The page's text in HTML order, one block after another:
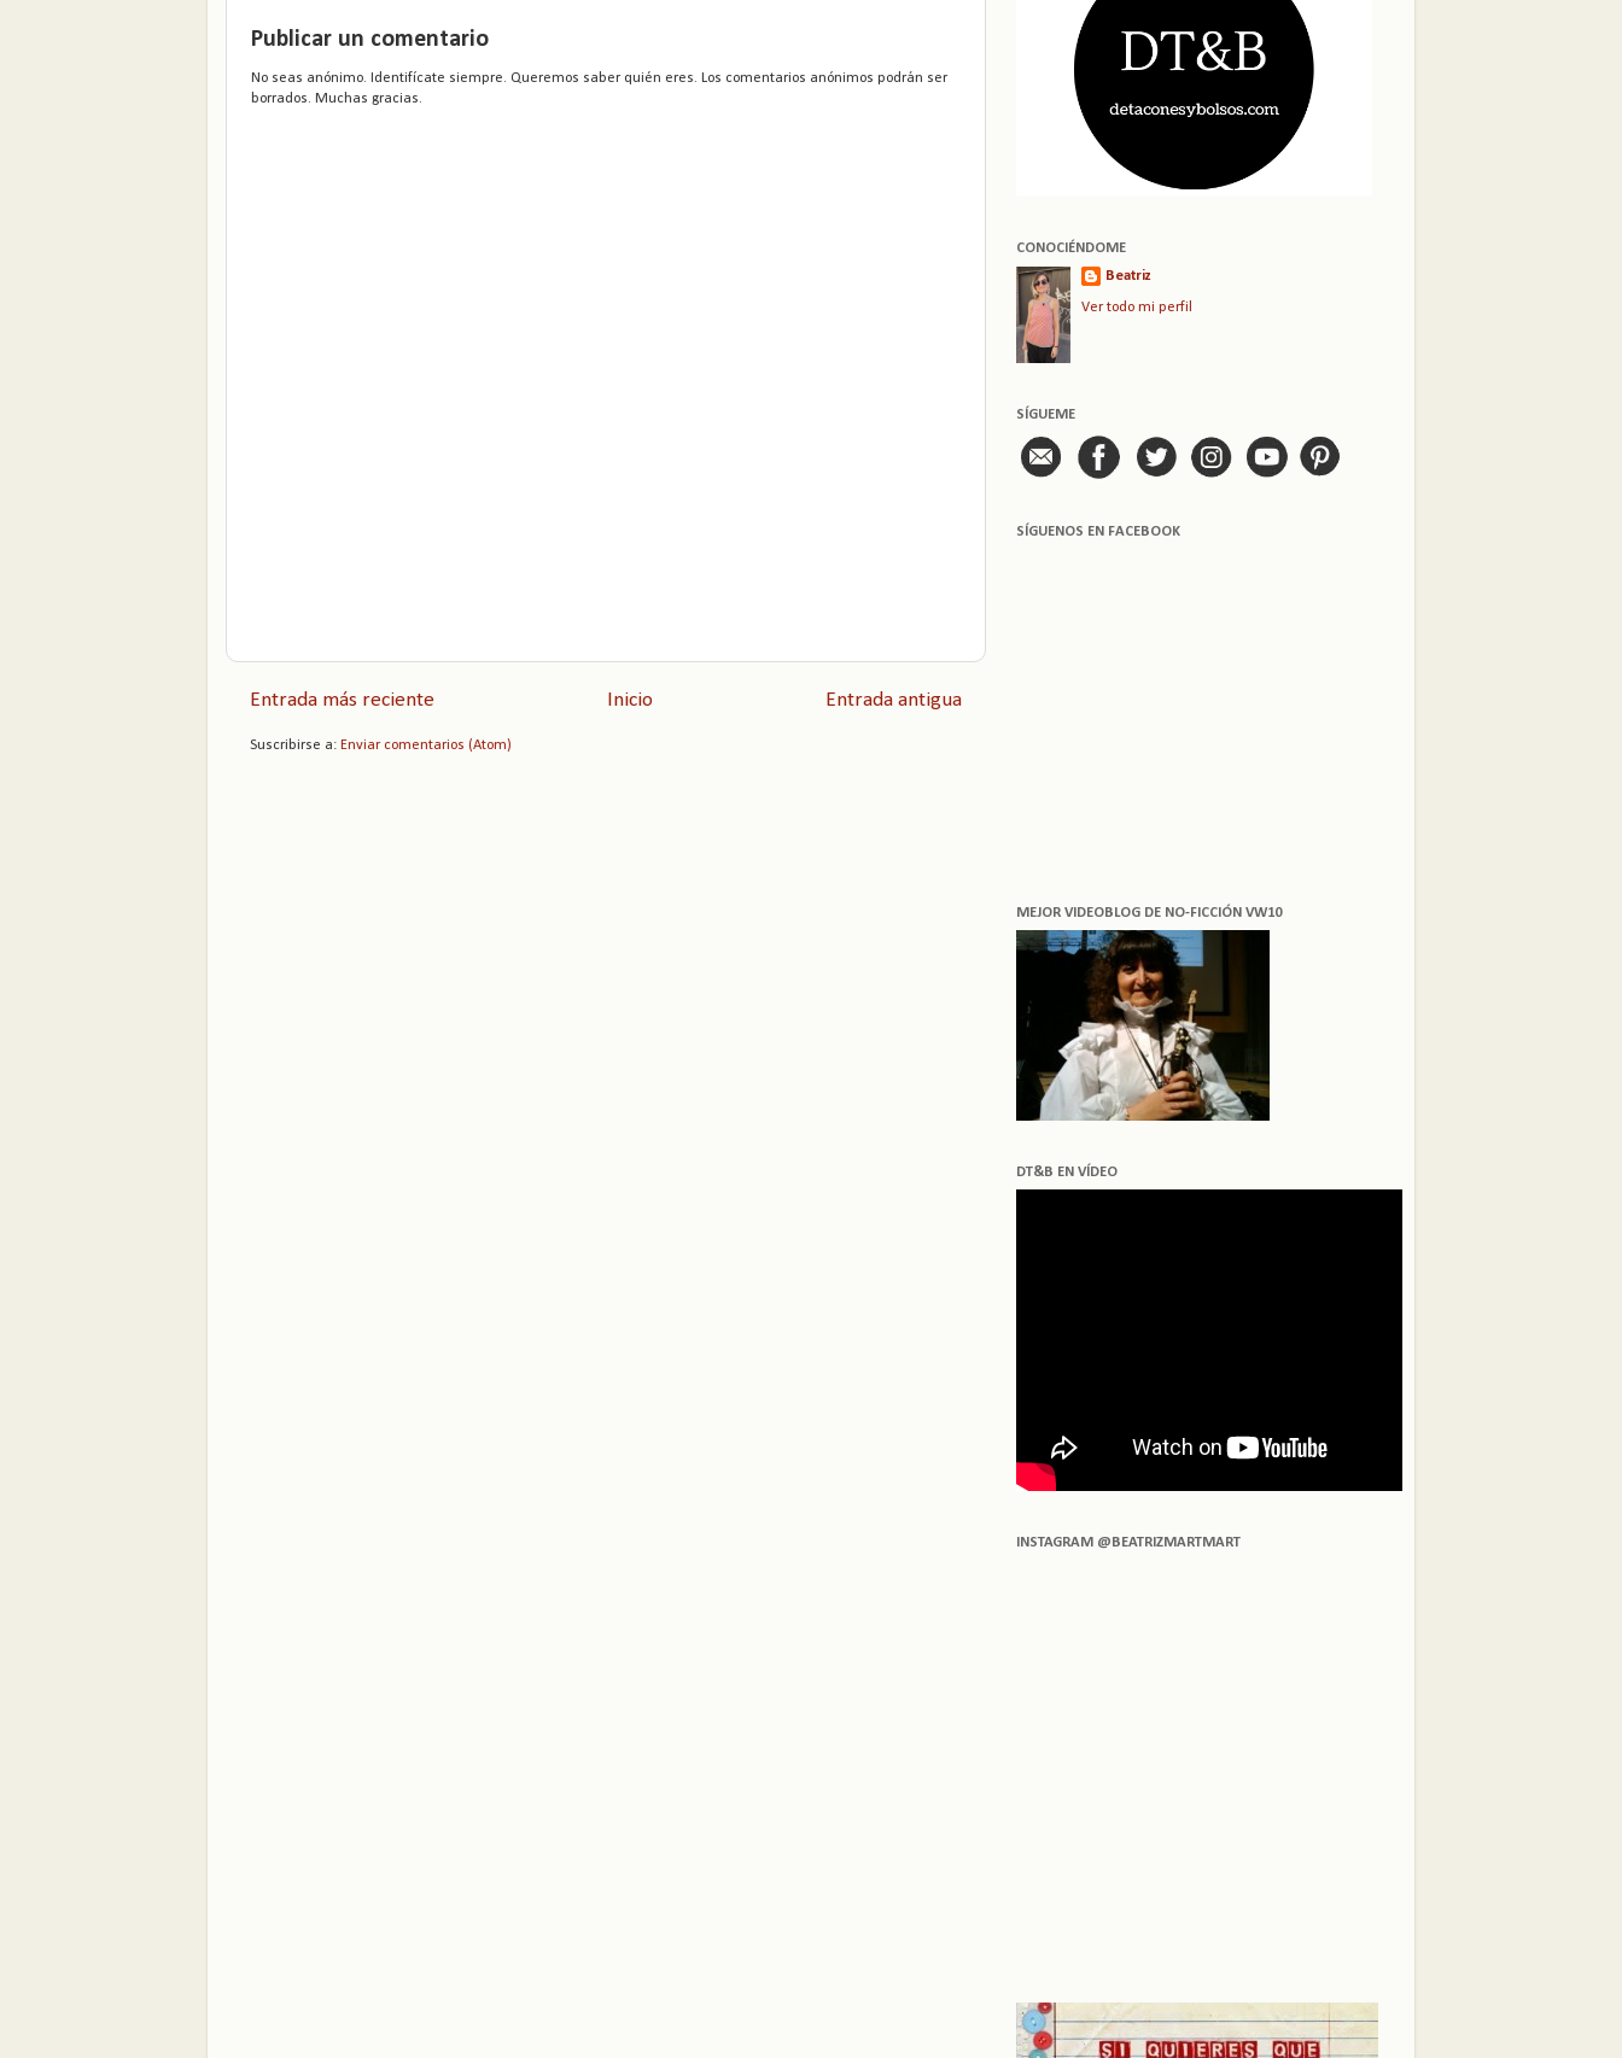
Publicar un comentario
No seas anónimo. Identifícate siempre. Queremos saber quién eres. Los comentarios anónimos podrán ser
borrados. Muchas gracias.
Entrada más reciente Entrada antigua
Inicio
Suscribirse a: Enviar comentarios (Atom)
CONOCIÉNDOME
Beatriz
Ver todo mi perfil
SÍGUEME
SÍGUENOS EN FACEBOOK
MEJOR VIDEOBLOG DE NO-FICCIÓN VW10
DT&B EN VÍDEO
INSTAGRAM @BEATRIZMARTMART